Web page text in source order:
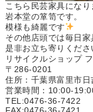
こちら民芸家具になり
岩本堂の箪笥です。
模様も綺麗です
その他店頭では毎日
是非お立ち寄りくださ
リサイクルショップ
〒286-0201
住所：千葉県富里市
営業時間：10:00-
TEL:0476-36-7422
FAX:0476-36-7421